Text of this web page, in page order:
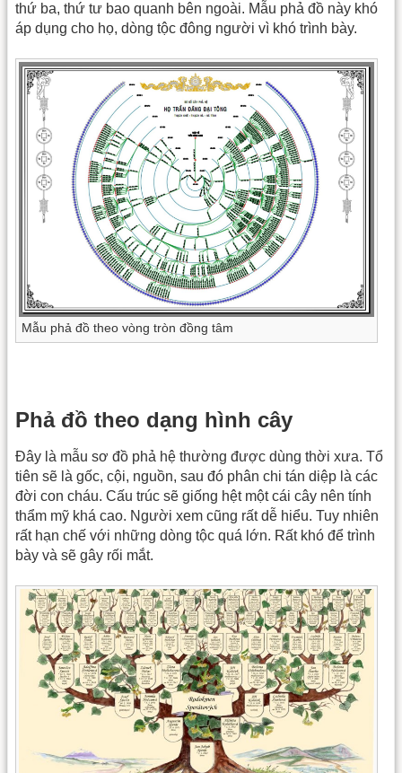
thứ ba, thứ tư bao quanh bên ngoài. Mẫu phả đồ này khó
áp dụng cho họ, dòng tộc đông người vì khó trình bày.
Mẫu phả đồ theo vòng tròn đồng tâm
Phả đồ theo dạng hình cây
Đây là mẫu sơ đồ phả hệ thường được dùng thời xưa. Tổ
tiên sẽ là gốc, cội, nguồn, sau đó phân chi tán diệp là các
đời con cháu. Cấu trúc sẽ giống hệt một cái cây nên tính
thẩm mỹ khá cao. Người xem cũng rất dễ hiểu. Tuy nhiên
rất hạn chế với những dòng tộc quá lớn. Rất khó để trình
bày và sẽ gây rối mắt.